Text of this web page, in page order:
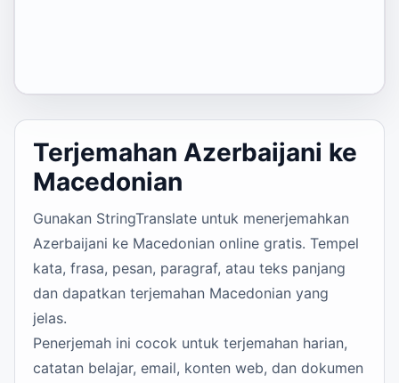
Terjemahan Azerbaijani ke
Macedonian
Gunakan StringTranslate untuk menerjemahkan
Azerbaijani ke Macedonian online gratis. Tempel
kata, frasa, pesan, paragraf, atau teks panjang
dan dapatkan terjemahan Macedonian yang
jelas.
Penerjemah ini cocok untuk terjemahan harian,
catatan belajar, email, konten web, dan dokumen